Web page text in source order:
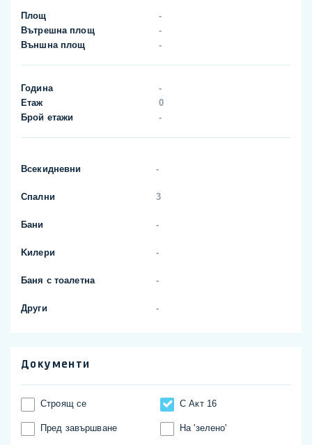
Площ
-
Вътрешна площ
-
Външна площ
-
Година
-
Етаж
0
Брой етажи
-
Всекидневни -
Спални 3
Бани -
Kилери -
Баня с тоалетна -
Други -
Документи
Строящ се С Акт 16
Пред завършване На 'зелено'